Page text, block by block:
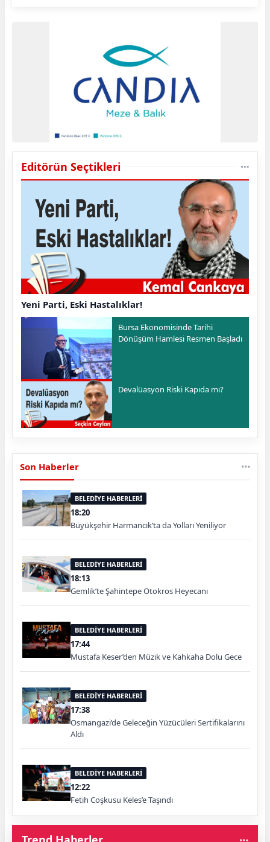
Editörün Seçtikleri
Yeni Parti, Eski Hastalıklar!
Bursa Ekonomisinde Tarihi
Dönüşüm Hamlesi Resmen Başladı
Devalüasyon Riski Kapıda mı?
Son Haberler
BELEDİYE HABERLERİ
18:20
Büyükşehir Harmancık’ta da Yolları Yeniliyor
BELEDİYE HABERLERİ
18:13
Gemlik’te Şahintepe Otokros Heyecanı
BELEDİYE HABERLERİ
17:44
Mustafa Keser’den Müzik ve Kahkaha Dolu Gece
BELEDİYE HABERLERİ
17:38
Osmangazi’de Geleceğin Yüzücüleri Sertifikalarını
Aldı
BELEDİYE HABERLERİ
12:22
Fetih Coşkusu Keles’e Taşındı